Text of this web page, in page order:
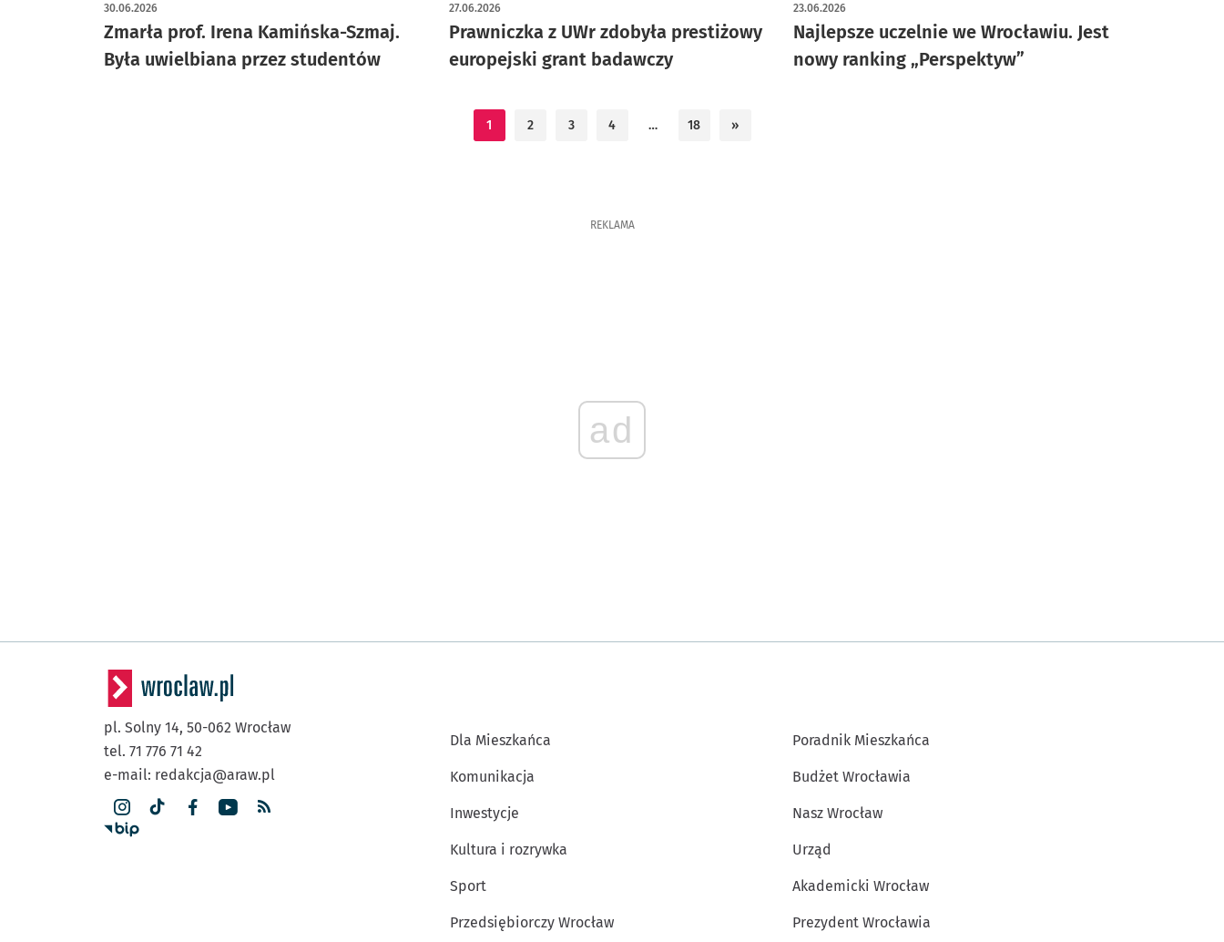
Zmarła prof. Irena Kamińska-Szmaj.
Była uwielbiana przez studentów
30.06.2026
Prawniczka z UWr zdobyła prestiżowy
europejski grant badawczy
27.06.2026
Najlepsze uczelnie we Wrocławiu. Jest
nowy ranking „Perspektyw”
23.06.2026
1 2 3 4 … 18 »
REKLAMA
ad
pl. Solny 14, 50-062 Wrocław
tel. 71 776 71 42
e-mail: redakcja@araw.pl
Dla Mieszkańca
Komunikacja
Inwestycje
Kultura i rozrywka
Sport
Przedsiębiorczy Wrocław
Poradnik Mieszkańca
Budżet Wrocławia
Nasz Wrocław
Urząd
Akademicki Wrocław
Prezydent Wrocławia